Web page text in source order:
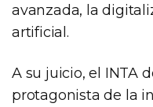
avanzada, la
artificial.
A su juicio, el INTA
protagonista de la